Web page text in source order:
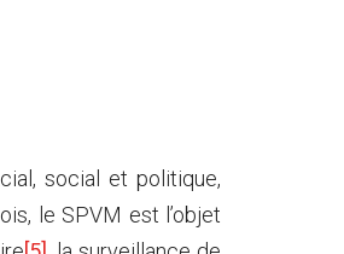
social et politique,
le SPVM est l’objet